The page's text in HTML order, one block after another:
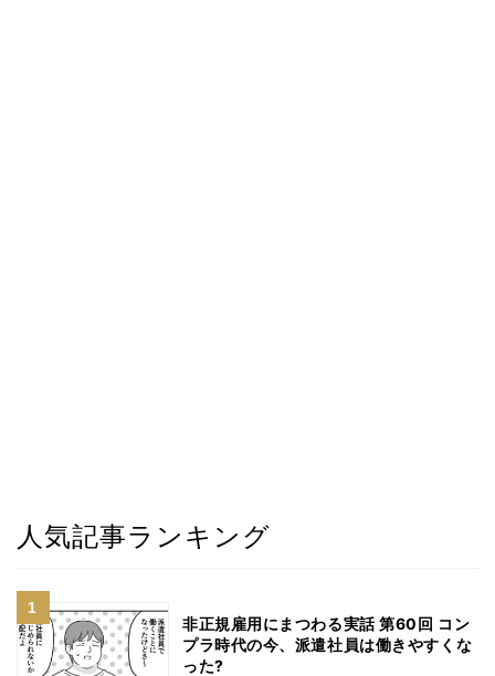
人気記事ランキング
非正規雇用にまつわる実話 第60回 コン
プラ時代の今、派遣社員は働きやすくな
った?